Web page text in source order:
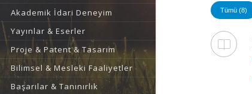
Akademik İdari Deneyim
Yayınlar & Eserler
Proje & Patent & Tasarım
Bilimsel & Mesleki Faaliyetler
Başarılar & Tanınırlık
Tümü (8)